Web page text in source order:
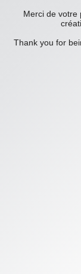
Merci de votre
Thank you for